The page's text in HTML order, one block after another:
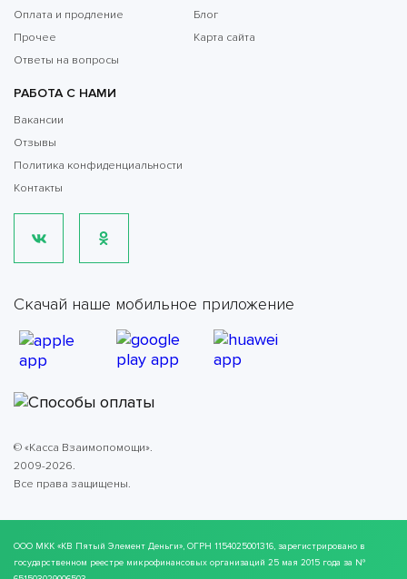
Оплата и продление
Прочее
Ответы на вопросы
Блог
Карта сайта
РАБОТА С НАМИ
Вакансии
Отзывы
Политика конфиденциальности
Контакты
Скачай наше мобильное приложение
© «Касса Взаимопомощи».
2009-2026.
Все права защищены.
ООО МКК «КВ Пятый Элемент Деньги», ОГРН 1154025001316, зарегистрировано в
государственном реестре микрофинансовых организаций 25 мая 2015 года за №